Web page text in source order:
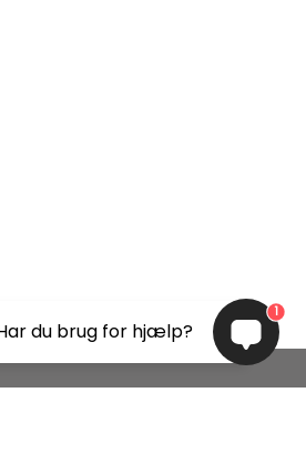
du brug for hjælp?
1